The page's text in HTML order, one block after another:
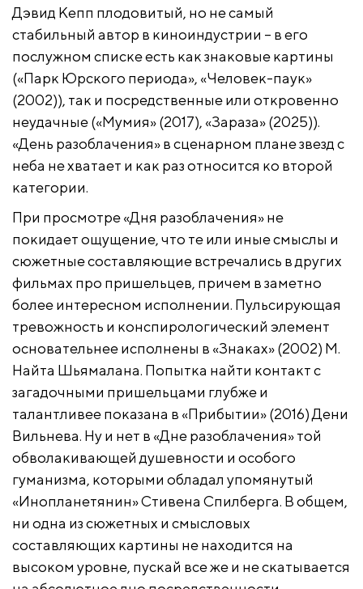
Дэвид Кепп плодовитый, но не самый
стабильный автор в киноиндустрии – в его
послужном списке есть как знаковые картины
(«Парк Юрского периода», «Человек-паук»
(2002)), так и посредственные или откровенно
неудачные («Мумия» (2017), «Зараза» (2025)).
«День разоблачения» в сценарном плане звезд с
неба не хватает и как раз относится ко второй
категории.
При просмотре «Дня разоблачения» не
покидает ощущение, что те или иные смыслы и
сюжетные составляющие встречались в других
фильмах про пришельцев, причем в заметно
более интересном исполнении. Пульсирующая
тревожность и конспирологический элемент
основательнее исполнены в «Знаках» (2002) М.
Найта Шьямалана. Попытка найти контакт с
загадочными пришельцами глубже и
талантливее показана в «Прибытии» (2016) Дени
Вильнева. Ну и нет в «Дне разоблачения» той
обволакивающей душевности и особого
гуманизма, которыми обладал упомянутый
«Инопланетянин» Стивена Спилберга. В общем,
ни одна из сюжетных и смысловых
составляющих картины не находится на
высоком уровне, пускай все же и не скатывается